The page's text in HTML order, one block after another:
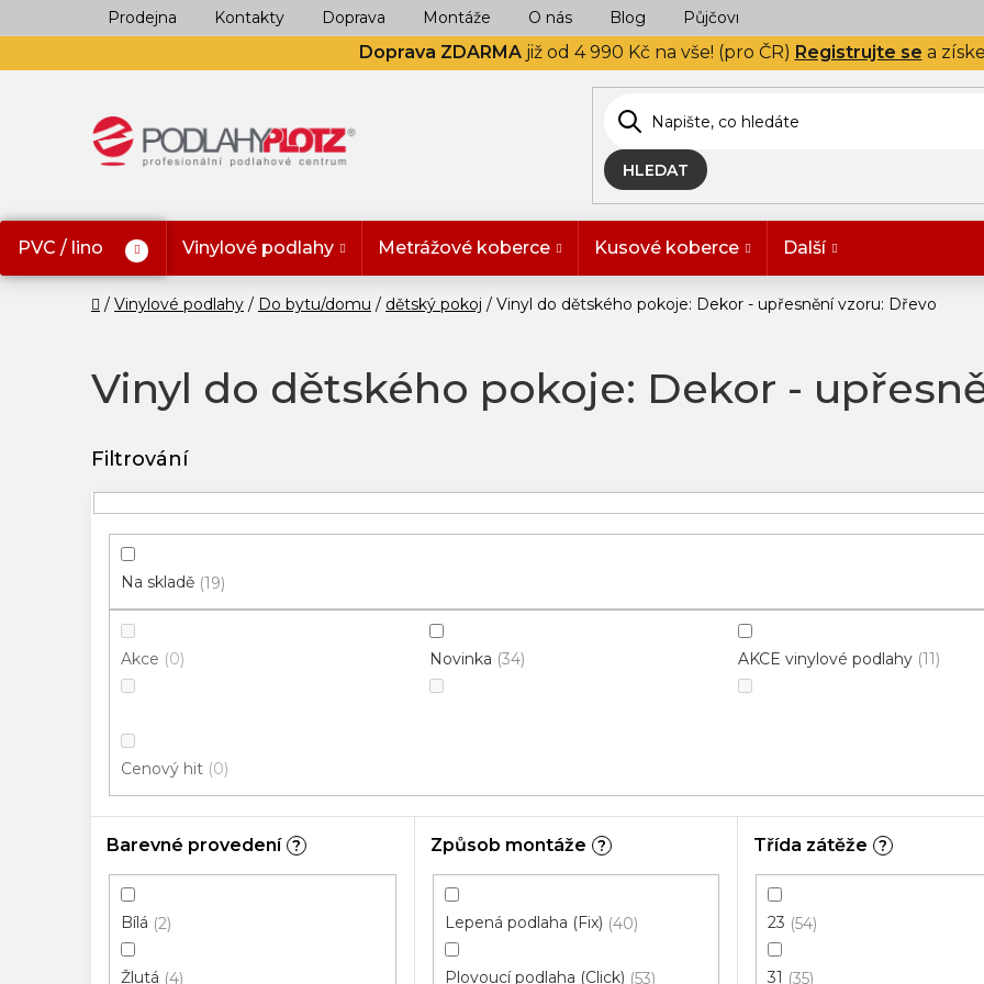
na
Doprava ZDARMA již od 4 990 Kč na vše! (pro ČR) Registrujte se a
Prodejna Kontakty Doprava Montáže O nás Blog Půjčovna
HLEDAT
PVC / lino Vinylové podlahy Metrážové koberce Kusové koberce Další
Domů
Vinylové podlahy Do bytu/domu dětský pokoj Vinyl do dětského pokoje: Dekor - upřesnění vzoru: Dřevo
Vinyl do dětského pokoje: Dekor -
Na skladě 19
Akce 0 Novinka 34 AKCE vinylové podlahy 11
Cenový hit 0
Barevné provedení ?
Bílá 2
Žlutá 4
Způsob montáže ?
Lepená podlaha (Fix) 40
Plovoucí podlaha (Click) 53
Třída zátěže ?
23 54
31 35
ý
p
i